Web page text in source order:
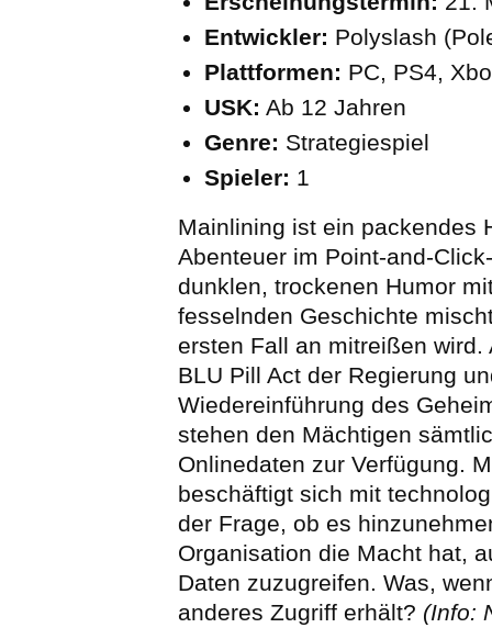
Entwickler: Polyslash
Plattformen: PC, PS4,
USK: Ab 12 Jahren
Genre: Strategiespiel
Spieler: 1
Mainlining ist ein packendes
Abenteuer im Point-and-
dunklen, trockenen Humor
fesselnden Geschichte
ersten Fall an mitreißen wird.
BLU Pill Act der Regierung
Wiedereinführung des
stehen den Mächtigen
Onlinedaten zur Verfügung.
beschäftigt sich mit
der Frage, ob es
Organisation die Macht hat,
Daten zuzugreifen. Was,
anderes Zugriff erhält? (Info: